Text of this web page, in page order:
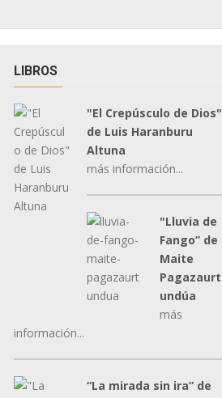
LIBROS
"El Crepúsculo de Dios"
de Luis Haranburu
Altuna
más información...
"Lluvia de
Fango” de
Maite
Pagazaurt
undúa
más
información...
“La mirada sin ira” de